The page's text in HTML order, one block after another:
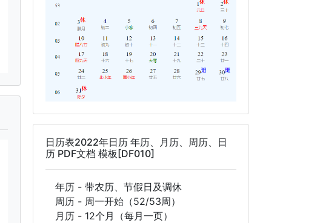
日历表2022年日历 年历、月历、周历、日
历 PDF文档 模板[DF010]
年历 - 带农历、节假日及调休
周历 - 周一开始（52/53周）
月历 - 12个月（每月一页）